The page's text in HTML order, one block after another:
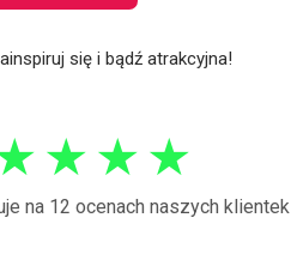
się i bądź atrakcyjna!
★ ★ ★
na 12 ocenach naszych klientek